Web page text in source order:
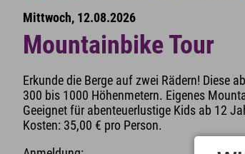
Mittwoch, 12.08.2026
Mountainbike Tour
Erkunde die Berge auf zwei Rädern! Diese
300 bis 1000 Höhenmetern. Eigenes
Geeignet für abenteuerlustige Kids ab 12
Kosten: 35,00 € pro Person.